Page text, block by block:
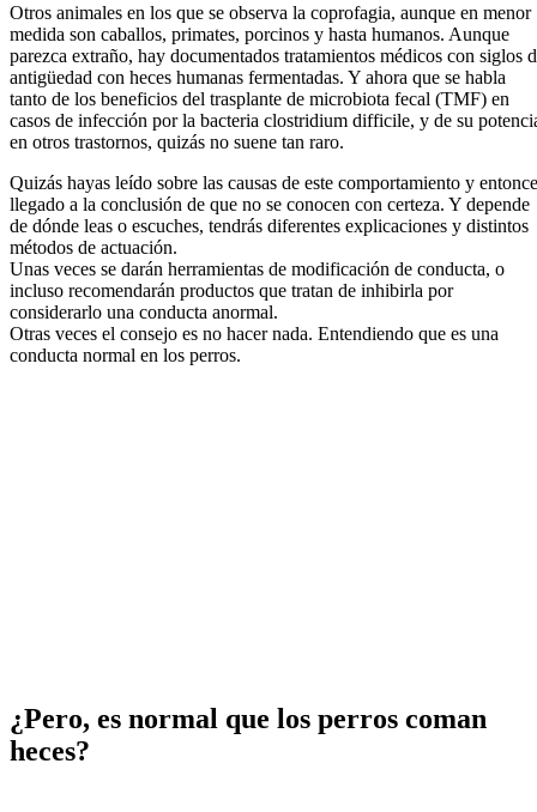
Otros animales en los que se observa la coprofagia, aunque en menor
medida son caballos, primates, porcinos y hasta humanos. Aunque
parezca extraño, hay documentados tratamientos médicos con siglos
antigüedad con heces humanas fermentadas. Y ahora que se habla
tanto de los beneficios del trasplante de microbiota fecal (TMF) en
casos de infección por la bacteria clostridium difficile, y de su
en otros trastornos, quizás no suene tan raro.
Quizás hayas leído sobre las causas de este comportamiento y
llegado a la conclusión de que no se conocen con certeza. Y depende
de dónde leas o escuches, tendrás diferentes explicaciones y distintos
métodos de actuación.
Unas veces se darán herramientas de modificación de conducta, o
incluso recomendarán productos que tratan de inhibirla por
considerarlo una conducta anormal.
Otras veces el consejo es no hacer nada. Entendiendo que es una
conducta normal en los perros.
¿Pero, es normal que los perros coman
heces?